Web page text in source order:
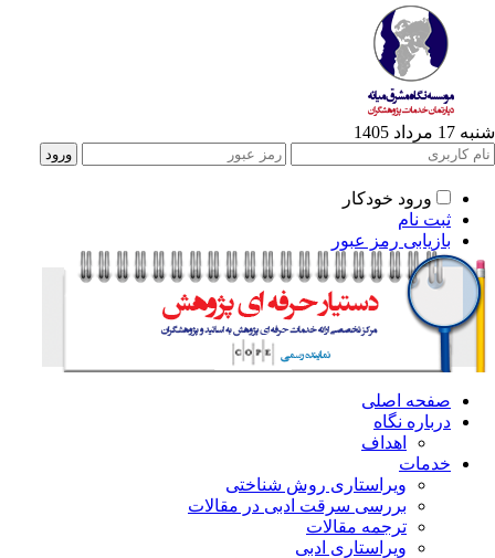
مرداد 1405
ورود خودکار
ثبت نام
بازیابی رمز عبور
صفحه اصلی
درباره نگاه
اهداف
خدمات
ویراستاری روش شناختی
بررسی سرقت ادبی در مقالات
ترجمه مقالات
ویراستاری ادبی